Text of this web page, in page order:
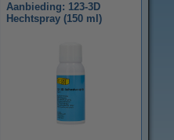
Aanbieding: 123-3D
Hechtspray (150 ml)